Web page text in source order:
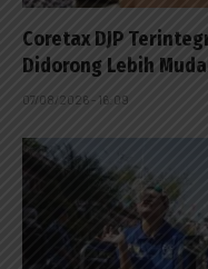
Coretax DJP
Didorong Lebih
07/08/2026 - 16:09